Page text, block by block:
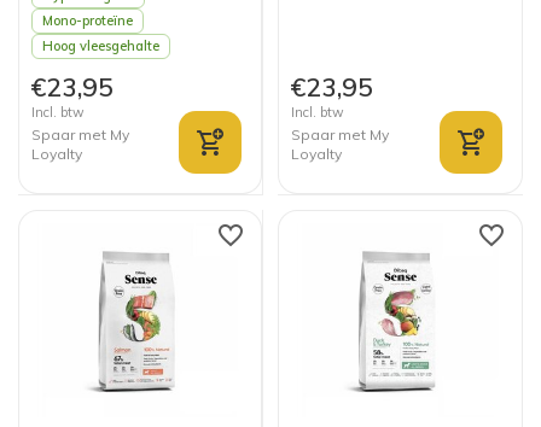
Mono-proteïne
Hoog vleesgehalte
€23,95
Incl. btw
Spaar met My
Loyalty
€23,95
Incl. btw
Spaar met My
Loyalty